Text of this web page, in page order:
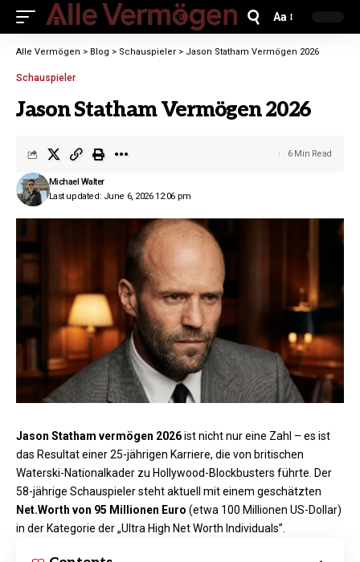
Aa
Alle Vermögen > Blog > Schauspieler > Jason Statham Vermögen 2026
Schauspieler
Jason Statham Vermögen 2026
Last updated: June 6, 2026 12:06 pm
Michael Walter
6 Min Read
Jason Statham vermögen 2026ist nicht nur eine Zahl – es ist
das Resultat einer 25-jährigen Karriere, die von britischen
Waterski-Nationalkader zu Hollywood-Blockbusters führte. Der
58-jährige Schauspieler steht aktuell mit einem geschätzten
Net.Worth von 95 Millionen Euro (etwa 100 Millionen US-Dollar)
in der Kategorie der „Ultra High Net Worth Individuals”.